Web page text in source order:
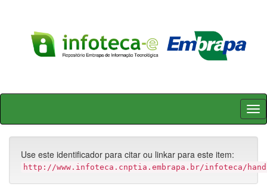
Skip
Use este identificador para citar ou linkar para este item:
http://www.infoteca.cnptia.embrapa.br/infoteca/